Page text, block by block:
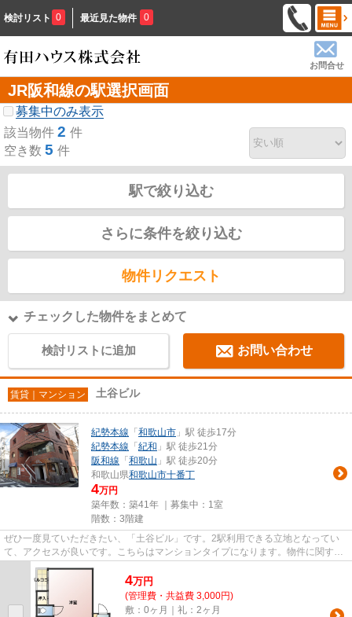
検討リスト 0 最近見た物件 0
お問合せ
JR阪和線の駅選択画面
募集中のみ表示
該当物件 2 件
空き数 5 件
駅で絞り込む
さらに条件を絞り込む
物件リクエスト
チェックした物件をまとめて
検討リストに追加 お問い合わせ
賃貸｜マンション 土谷ビル
紀勢本線 「 和歌山市 」駅 徒歩17分
紀勢本線 「 紀和 」駅 徒歩21分
阪和線 「 和歌山 」駅 徒歩20分
和歌山県和歌山市十番丁
4万円
築年数：築41年 ｜募集中： 1室
階数：3階建
ぜひ一度見ていただきたい、「土谷ビル」です。2駅利用できる立地となってい
て、アクセスが良いです。こちらはマンションタイプになります。物件に関する
細かい内容は、0737-22-3200か...
4万円
(管理費・共益費 3,000円)
敷：0ヶ月｜礼：2ヶ月